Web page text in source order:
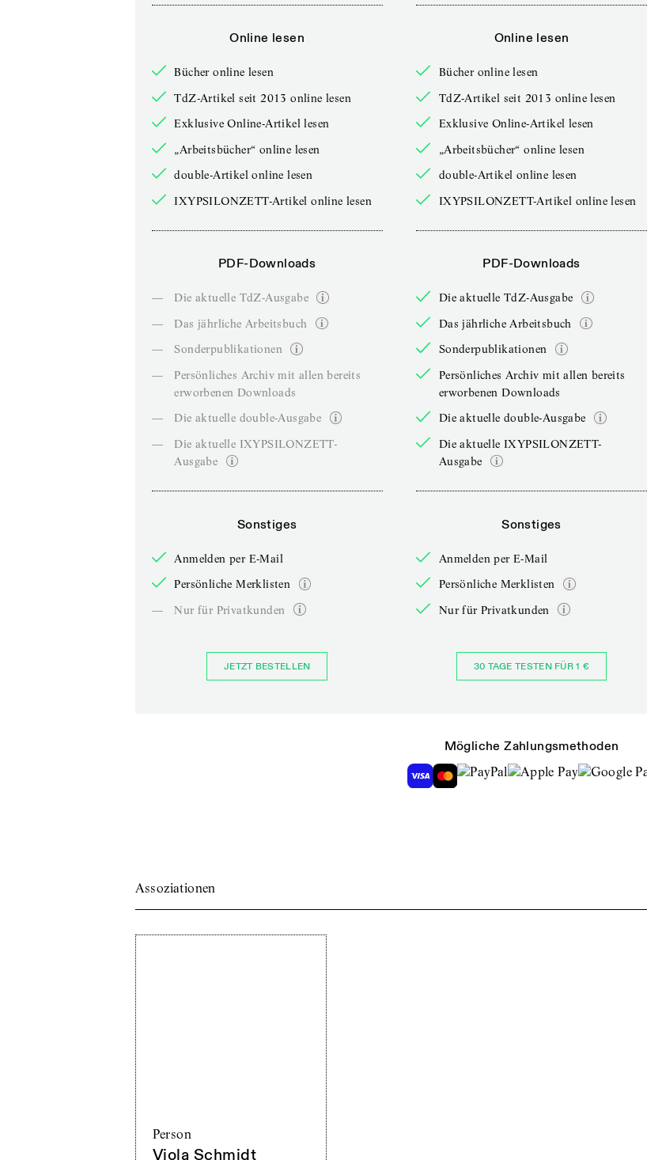
Online lesen
Bücher online lesen
TdZ-Artikel seit 2013 online lesen
Exklusive Online-Artikel lesen
„Arbeitsbücher“ online lesen
double-Artikel online lesen
IXYPSILONZETT-Artikel online lesen
PDF-Downloads
—
Die aktuelle TdZ-Ausgabe
—
Das jährliche Arbeitsbuch
—
Sonderpublikationen
—
Persönliches Archiv mit allen bereits
erworbenen Downloads
—
Die aktuelle double-Ausgabe
—
Die aktuelle IXYPSILONZETT-
Ausgabe
Sonstiges
Anmelden per E-Mail
Persönliche Merklisten
—
Nur für Privatkunden
JETZT BESTELLEN
Online lesen
Bücher online lesen
TdZ-Artikel seit 2013 online lesen
Exklusive Online-Artikel lesen
„Arbeitsbücher“ online lesen
double-Artikel online lesen
IXYPSILONZETT-Artikel online lesen
PDF-Downloads
Die aktuelle TdZ-Ausgabe
Das jährliche Arbeitsbuch
Sonderpublikationen
Persönliches Archiv mit allen bereits
erworbenen Downloads
Die aktuelle double-Ausgabe
Die aktuelle IXYPSILONZETT-
Ausgabe
Sonstiges
Anmelden per E-Mail
Persönliche Merklisten
Nur für Privatkunden
30 TAGE TESTEN FÜR 1 €
Mögliche Zahlungsmethoden
Assoziationen
Person
Viola Schmidt